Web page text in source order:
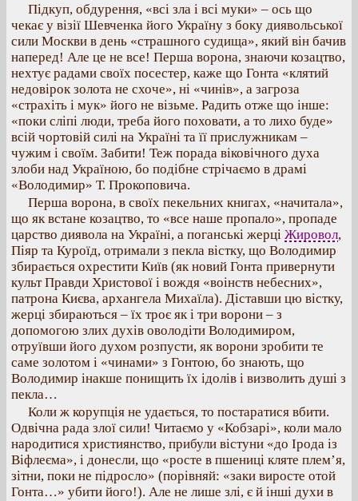
Підкуп, обдурення, «всі зла і всі муки» – ось що
чекає у візії Шевченка його Україну з боку диявольської
сили Москви в день «страшного судища», який він бачив
наперед! Але це не все! Перша ворона, знаючи козацтво,
нехтує радами своїх посестер, каже що Гонта «клятий
недовірок золота не схоче», ні «чинів», а загроза
«страхіть і мук» його не візьме. Радить отже що інше:
«поки сліпі люди, треба його поховати, а то лихо буде»
всій чортовій силі на Україні та її прислужникам –
чужим і своїм. Забити! Теж порада віковічного духа
злоби над Україною, бо подібне стрічаємо в драмі
«Володимир» Т. Прокоповича.
Перша ворона, в своїх пекельних книгах, «начитала»,
що як встане козацтво, то «все наше пропало», пропаде
царство диявола на Україні, а поганські жерці Жировол,
Піяр та Куроїд, отримали з пекла вістку, що Володимир
збирається охрестити Київ (як новий Гонта привернути
культ Правди Христової і вождя «воінств небесних»,
патрона Києва, архангела Михаїла). Діставши цю вістку,
жерці збираються – їх троє як і три ворони – з
допомогою злих духів оволодіти Володимиром,
отруївши його духом розпусти, як ворони зробити те
саме золотом і «чинами» з Гонтою, бо знають, що
Володимир інакше понищить їх ідолів і визволить душі з
пекла…
Коли ж корупція не удається, то постаратися вбити.
Одвічна рада злої сили! Читаємо у «Кобзарі», коли мало
народитися християнство, прибули вістуни «до Ірода із
Віфлеєма», і донесли, що «росте в пшениці кляте плем’я,
зітни, поки не підросло» (порівняй: «заки виросте отой
Гонта…» убити його!). Але не лише злі, є й інші духи в